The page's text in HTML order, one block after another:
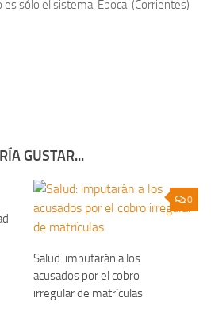
es sólo el sistema. Época (Corrientes)
GUSTAR...
0
Salud: imputarán a los
acusados por el cobro
irregular de matrículas